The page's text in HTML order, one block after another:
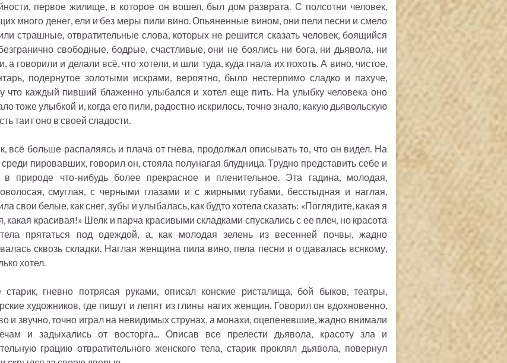
первое жилище, в которое он вошел, был дом разврата. С полсотни человек,
много денег, ели и без меры пили вино. Опьяненные вином, они пели песни и смело
страшные, отвратительные слова, которых не решится сказать человек, боящийся
свободные, бодрые, счастливые, они не боялись ни бога, ни дьявола, ни
а говорили и делали всё, что хотели, и шли туда, куда гнала их похоть. А вино, чистое,
подернутое золотыми искрами, вероятно, было нестерпимо сладко и пахуче,
что каждый пивший блаженно улыбался и хотел еще пить. На улыбку человека оно
тоже улыбкой и, когда его пили, радостно искрилось, точно знало, какую дьявольскую
таит оно в своей сладости.
всё больше распаляясь и плача от гнева, продолжал описывать то, что он видел. На
среди пировавших, говорил он, стояла полунагая блудница. Трудно представить себе и
в природе что-нибудь более прекрасное и пленительное. Эта гадина, молодая,
смуглая, с черными глазами и с жирными губами, бесстыдная и наглая,
свои белые, как снег, зубы и улыбалась, как будто хотела сказать: «Поглядите, какая я
какая красивая!» Шелк и парча красивыми складками спускались с ее плеч, но красота
прятаться под одеждой, а, как молодая зелень из весенней почвы, жадно
сквозь складки. Наглая женщина пила вино, пела песни и отдавалась всякому,
хотел.
старик, гневно потрясая руками, описал конские ристалища, бой быков, театры,
художников, где пишут и лепят из глины нагих женщин. Говорил он вдохновенно,
и звучно, точно играл на невидимых струнах, а монахи, оцепеневшие, жадно внимали
и задыхались от восторга... Описав все прелести дьявола, красоту зла и
грацию отвратительного женского тела, старик проклял дьявола, повернул